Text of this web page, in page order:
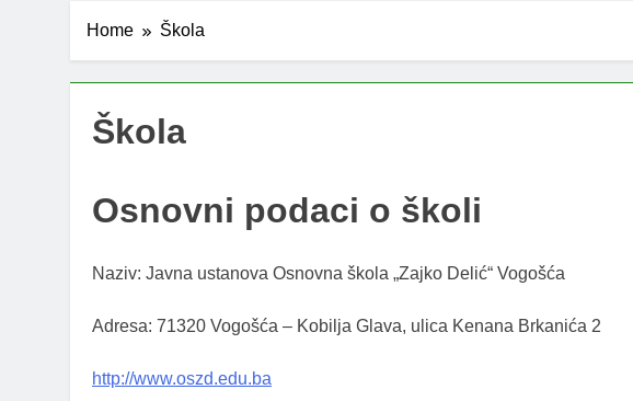
Home Škola
Škola
Osnovni podaci o školi
Naziv: Javna ustanova Osnovna škola „Zajko Delić“ Vogošća
Adresa: 71320 Vogošća – Kobilja Glava, ulica Kenana Brkanića 2
http://www.oszd.edu.ba